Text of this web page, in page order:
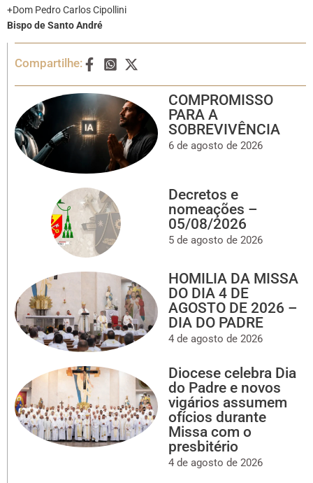
+Dom Pedro Carlos Cipollini
Bispo de Santo André
Compartilhe:
COMPROMISSO
PARA A
SOBREVIVÊNCIA
6 de agosto de 2026
Decretos e
nomeações –
05/08/2026
5 de agosto de 2026
HOMILIA DA MISSA
DO DIA 4 DE
AGOSTO DE 2026 –
DIA DO PADRE
4 de agosto de 2026
Diocese celebra Dia
do Padre e novos
vigários assumem
ofícios durante
Missa com o
presbitério
4 de agosto de 2026